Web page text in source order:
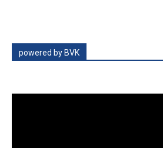
powered by BVK